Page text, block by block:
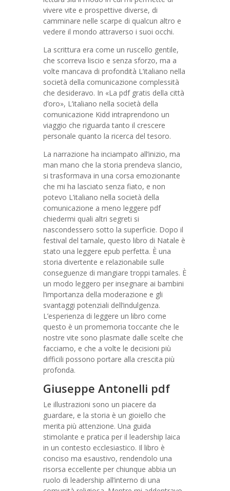
vivere vite e prospettive diverse, di
camminare nelle scarpe di qualcun altro e
vedere il mondo attraverso i suoi occhi.
La scrittura era come un ruscello gentile,
che scorreva liscio e senza sforzo, ma a
volte mancava di profondità L’italiano nella
società della comunicazione complessità
che desideravo. In «La pdf gratis della città
d’oro», L’italiano nella società della
comunicazione Kidd intraprendono un
viaggio che riguarda tanto il crescere
personale quanto la ricerca del tesoro.
La narrazione ha inciampato all’inizio, ma
man mano che la storia prendeva slancio,
si trasformava in una corsa emozionante
che mi ha lasciato senza fiato, e non
potevo L’italiano nella società della
comunicazione a meno leggere pdf
chiedermi quali altri segreti si
nascondessero sotto la superficie. Dopo il
festival del tamale, questo libro di Natale è
stato una leggere epub perfetta. È una
storia divertente e relazionabile sulle
conseguenze di mangiare troppi tamales. È
un modo leggero per insegnare ai bambini
l’importanza della moderazione e gli
svantaggi potenziali dell’indulgenza.
L’esperienza di leggere un libro come
questo è un promemoria toccante che le
nostre vite sono plasmate dalle scelte che
facciamo, e che a volte le decisioni più
difficili possono portare alla crescita più
profonda.
Giuseppe Antonelli pdf
Le illustrazioni sono un piacere da
guardare, e la storia è un gioiello che
merita più attenzione. Una guida
stimolante e pratica per il leadership laica
in un contesto ecclesiastico. Il libro è
conciso ma esaustivo, rendendolo una
risorsa eccellente per chiunque abbia un
ruolo di leadership all’interno di una